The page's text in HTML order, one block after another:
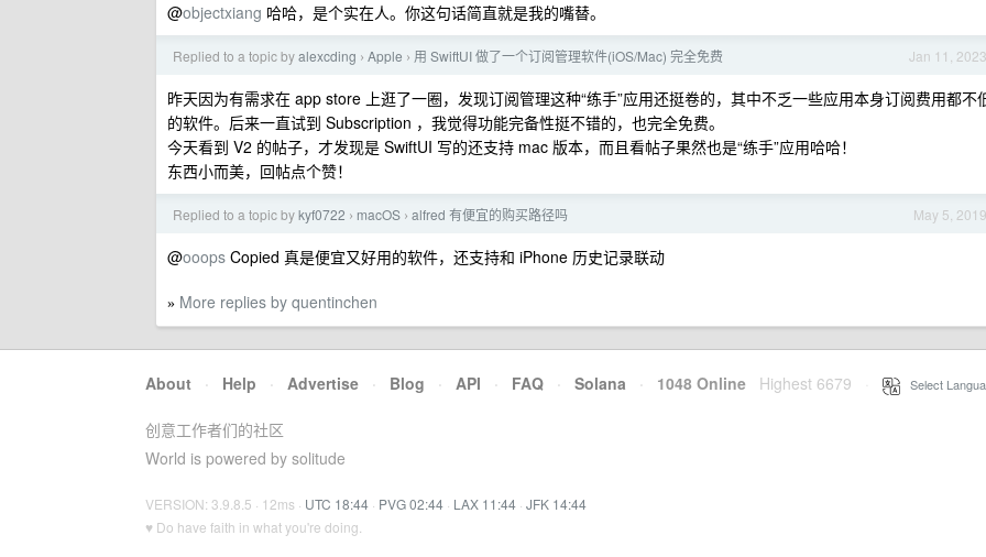
@objectxiang 哈哈，是个实在人。你这句话简直就是我的嘴替。
Jan 11, 2023
Replied to a topic byalexcding › Apple › 用 SwiftUI 做了一个订阅管理软件(iOS/Mac) 完全免费
昨天因为有需求在 app store 上逛了一圈，发现订阅管理这种“练手”应用还挺卷的，其中不乏一些应用本身订阅费用都不
的软件。后来一直试到 Subscription ，我觉得功能完备性挺不错的，也完全免费。
今天看到 V2 的帖子，才发现是 SwiftUI 写的还支持 mac 版本，而且看帖子果然也是“练手”应用哈哈！
东西小而美，回帖点个赞！
May 5, 2019
Replied to a topic bykyf0722 › macOS › alfred 有便宜的购买路径吗
@ooops Copied 真是便宜又好用的软件，还支持和 iPhone 历史记录联动
» More replies by quentinchen
About · Help · Advertise · Blog · API · FAQ · Solana · 1048 Online Highest 6679 Select
创意工作者们的社区
World is powered by solitude
VERSION: 3.9.8.5 · 12ms · UTC 18:44 · PVG 02:44 · LAX 11:44 · JFK 14:44
♥ Do have faith in what you're doing.